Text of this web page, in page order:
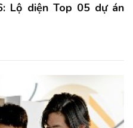
Lộ diện Top 05 dự án